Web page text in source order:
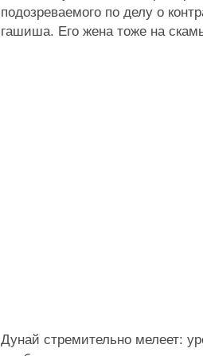
подозреваемого по делу о
гашиша. Его жена тоже на
Дунай стремительно мелеет: